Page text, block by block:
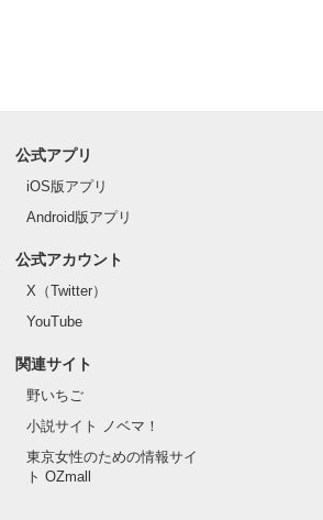
公式アプリ
iOS版アプリ
Android版アプリ
公式アカウント
X（Twitter）
YouTube
関連サイト
野いちご
小説サイト ノベマ！
東京女性のための情報サイ
ト OZmall